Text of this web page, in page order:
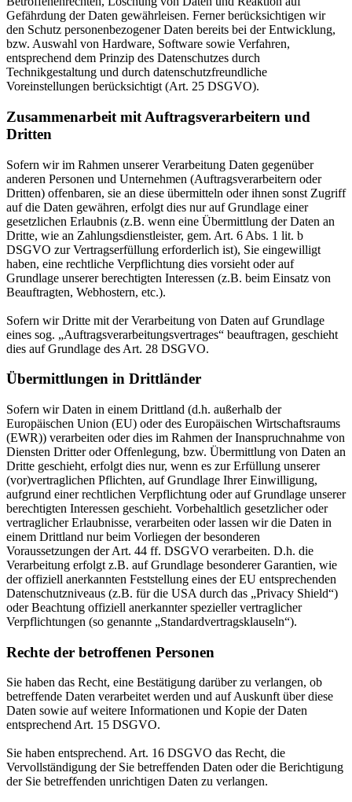
Gefährdung der Daten gewährleisen. Ferner berücksichtigen wir
den Schutz personenbezogener Daten bereits bei der Entwicklung,
bzw. Auswahl von Hardware, Software sowie Verfahren,
entsprechend dem Prinzip des Datenschutzes durch
Technikgestaltung und durch datenschutzfreundliche
Voreinstellungen berücksichtigt (Art. 25 DSGVO).
Zusammenarbeit mit Auftragsverarbeitern und
Dritten
Sofern wir im Rahmen unserer Verarbeitung Daten gegenüber
anderen Personen und Unternehmen (Auftragsverarbeitern oder
Dritten) offenbaren, sie an diese übermitteln oder ihnen sonst Zugriff
auf die Daten gewähren, erfolgt dies nur auf Grundlage einer
gesetzlichen Erlaubnis (z.B. wenn eine Übermittlung der Daten an
Dritte, wie an Zahlungsdienstleister, gem. Art. 6 Abs. 1 lit. b
DSGVO zur Vertragserfüllung erforderlich ist), Sie eingewilligt
haben, eine rechtliche Verpflichtung dies vorsieht oder auf
Grundlage unserer berechtigten Interessen (z.B. beim Einsatz von
Beauftragten, Webhostern, etc.).
Sofern wir Dritte mit der Verarbeitung von Daten auf Grundlage
eines sog. „Auftragsverarbeitungsvertrages“ beauftragen, geschieht
dies auf Grundlage des Art. 28 DSGVO.
Übermittlungen in Drittländer
Sofern wir Daten in einem Drittland (d.h. außerhalb der
Europäischen Union (EU) oder des Europäischen Wirtschaftsraums
(EWR)) verarbeiten oder dies im Rahmen der Inanspruchnahme von
Diensten Dritter oder Offenlegung, bzw. Übermittlung von Daten an
Dritte geschieht, erfolgt dies nur, wenn es zur Erfüllung unserer
(vor)vertraglichen Pflichten, auf Grundlage Ihrer Einwilligung,
aufgrund einer rechtlichen Verpflichtung oder auf Grundlage unserer
berechtigten Interessen geschieht. Vorbehaltlich gesetzlicher oder
vertraglicher Erlaubnisse, verarbeiten oder lassen wir die Daten in
einem Drittland nur beim Vorliegen der besonderen
Voraussetzungen der Art. 44 ff. DSGVO verarbeiten. D.h. die
Verarbeitung erfolgt z.B. auf Grundlage besonderer Garantien, wie
der offiziell anerkannten Feststellung eines der EU entsprechenden
Datenschutzniveaus (z.B. für die USA durch das „Privacy Shield“)
oder Beachtung offiziell anerkannter spezieller vertraglicher
Verpflichtungen (so genannte „Standardvertragsklauseln“).
Rechte der betroffenen Personen
Sie haben das Recht, eine Bestätigung darüber zu verlangen, ob
betreffende Daten verarbeitet werden und auf Auskunft über diese
Daten sowie auf weitere Informationen und Kopie der Daten
entsprechend Art. 15 DSGVO.
Sie haben entsprechend. Art. 16 DSGVO das Recht, die
Vervollständigung der Sie betreffenden Daten oder die Berichtigung
der Sie betreffenden unrichtigen Daten zu verlangen.